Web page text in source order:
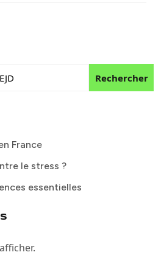
Rechercher
France
le stress ?
essentielles